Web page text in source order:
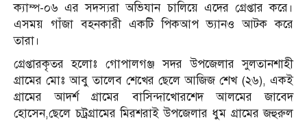
ক্যাম্প-০৬ এর সদস্যরা অভিযান চালিয়ে এদের গ্রেপ্তার করে।
এসময় গাঁজা বহনকারী একটি পিকআপ ভ্যানও আটক করে
তারা।
গ্রেপ্তারকৃতর হলোঃ গোপালগঞ্জ সদর উপজেলার সুলতানশাহী
গ্রামের মোঃ আবু তালেব শেখের ছেলে আজিজ শেখ (২৬), একই
গ্রামের আদর্শ গ্রামের বাসিন্দাখোরশেদ আলমের জাবেদ
হোসেন,ছেলে চট্রগ্রামের মিরশরাই উপজেলার ধুম গ্রামের জহুরুল